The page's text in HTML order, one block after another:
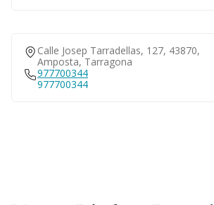
Calle Josep Tarradellas, 127, 43870,
Amposta, Tarragona
977700344
977700344